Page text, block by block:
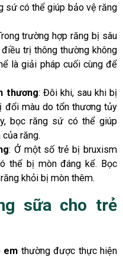
sứ có thể giúp bảo vệ răng
trường hợp răng bị sâu
trị thông thường không
là giải pháp cuối cùng để
thương: Đôi khi, sau khi bị
đổi màu do tổn thương tủy
bọc răng sứ có thể giúp
răng.
: Ở một số trẻ bị bruxism
thể bị mòn đáng kể. Bọc
khỏi bị mòn thêm.
sữa cho trẻ
em thường được thực hiện